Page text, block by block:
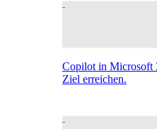
Copilot in Microsoft
Ziel erreichen.